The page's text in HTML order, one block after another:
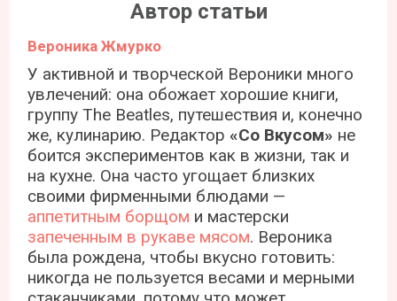
Автор статьи
Вероника Жмурко
У активной и творческой Вероники много
увлечений: она обожает хорошие книги,
группу The Beatles, путешествия и, конечно
же, кулинарию. Редактор«Со Вкусом» не
боится экспериментов как в жизни, так и
на кухне. Она часто угощает близких
своими фирменными блюдами —
аппетитным борщом и мастерски
запеченным в рукаве мясом. Вероника
была рождена, чтобы вкусно готовить:
никогда не пользуется весами и мерными